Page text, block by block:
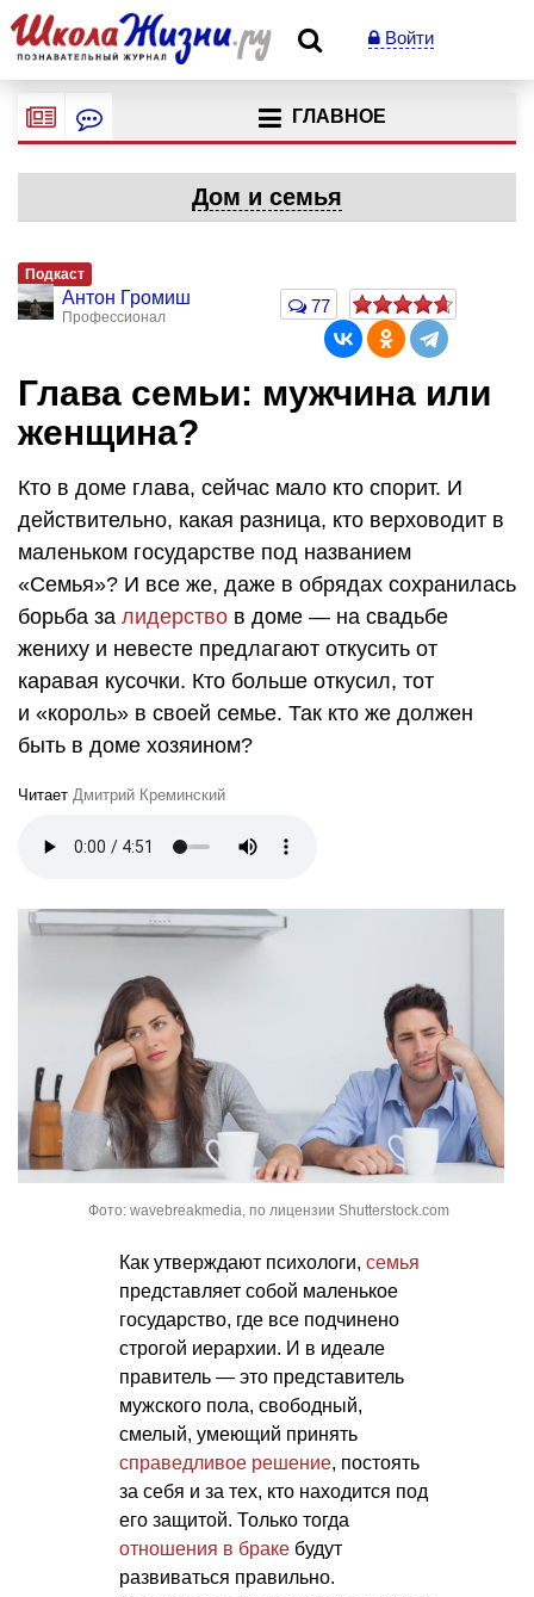
Войти
ГЛАВНОЕ
Дом и семья
Подкаст
Антон Громиш
Профессионал
77
Глава семьи: мужчина или
женщина?
Кто в доме глава, сейчас мало кто спорит. И
действительно, какая разница, кто верховодит в
маленьком государстве под названием
«Семья»? И все же, даже в обрядах сохранилась
борьба за лидерство в доме — на свадьбе
жениху и невесте предлагают откусить от
каравая кусочки. Кто больше откусил, тот
и «король» в своей семье. Так кто же должен
быть в доме хозяином?
Читает Дмитрий Креминский
Фото: wavebreakmedia, по лицензии Shutterstock.com
Как утверждают психологи, семья
представляет собой маленькое
государство, где все подчинено
строгой иерархии. И в идеале
правитель — это представитель
мужского пола, свободный,
смелый, умеющий принять
справедливое решение, постоять
за себя и за тех, кто находится под
его защитой. Только тогда
отношения в браке будут
развиваться правильно.